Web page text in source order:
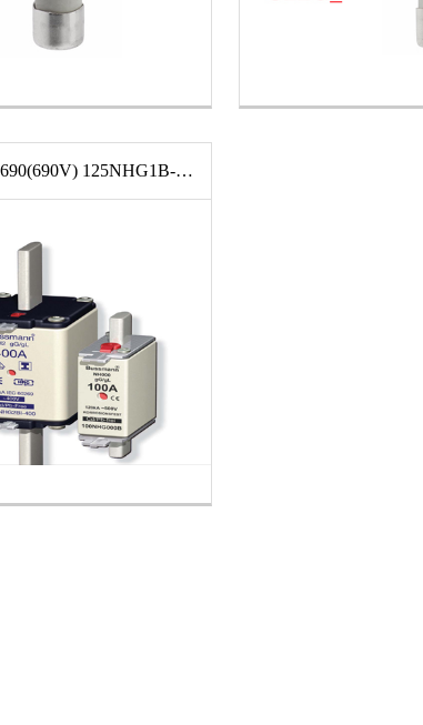
_NHG_B-690(690V) 125NHG1B-690 25NHG000B-690 250NHG3B-690 250NHG2B-690 250NHG1B-690 10NHG000B-690 100NHG02B-690 100NHG00B-690 10NHG0B-690 125NHG00B-690 40NHG000B-690 400NHG3B-690 35NHG000B-690 355NHG3B-690 32NHG000B-690 315NHG3B-690 315NHG2B-690 2NHG000B-690 63NHG000B-690 630NHG4B-690 50NHG1B-690 50NHG00B-690 50NHG000B-690 500NHG3B-690 4NHG000B-690 425NHG3B-690 160NHG1B-690 100NHG1B-690 80NHG1B-690 80NHG00B-690 800NHG4B-690 6NHG000B-690 63NHG1B-690 63NHG00B-690 224NHG2B-690 224NHG1B-690 20NHG000B-690 200NHG2B-690 200NHG1B-690 16NHG000B-690